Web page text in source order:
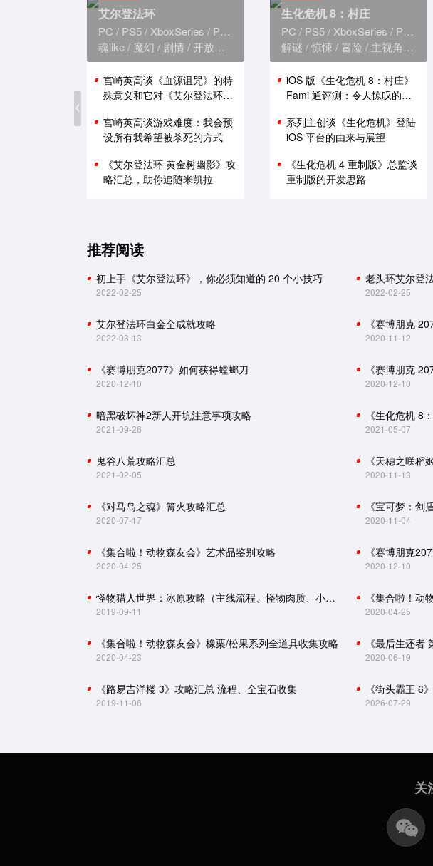
艾尔登法环
PC PS5 XboxSeries PS4
XboxOne
魂like
魔幻 剧情 开放世界
宫崎英高谈《血源诅咒》的特
殊意义和它对《艾尔登法环》
宫崎英高谈游戏难度：我会预
设所有我希望被杀死的方式
《艾尔登法环 黄金树幽影》攻
略汇总，助你追随米凯拉
生化危机 8：村庄
PC PS5 XboxSeries PS4
解谜
惊悚 冒险 主视角 恐怖
iOS 版《生化危机 8：村庄》
Fami 通评测：令人惊叹的性
系列主创谈《生化危机》登陆
iOS 平台的由来与展望
《生化危机 4 重制版》总监谈
重制版的开发思路
推荐阅读
初上手《艾尔登法环》，你必须知道的 20 个小技巧
2022-02-25
老头环艾尔登
2022-02-25
艾尔登法环白金全成就攻略
2022-03-13
《赛博朋克
2020-11-12
《赛博朋克2077》如何获得螳螂刀
2020-12-10
《赛博朋克
2020-12-10
暗黑破坏神2新人开坑注意事项攻略
2021-09-26
《生化危机 8
2021-05-07
鬼谷八荒攻略汇总
2021-02-05
《天穗之咲稻
2020-11-13
《对马岛之魂》篝火攻略汇总
2020-07-17
《宝可梦：剑
2020-11-04
《集合啦！动物森友会》艺术品鉴别攻略
2020-04-25
《赛博朋克
2020-12-10
怪物猎人世界：冰原攻略（主线流程、怪物肉质、小技巧）
2019-09-11
《集合啦！动
2020-04-25
《集合啦！动物森友会》橡栗/松果系列全道具收集攻略
2020-04-23
《最后生还者
2020-06-19
《路易吉洋楼 3》攻略汇总 流程、全宝石收集
2019-11-06
《街头霸王 6
2026-07-29
关